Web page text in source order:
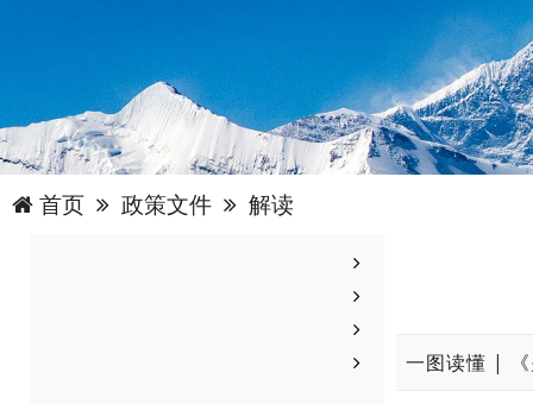
首页 政策文件 解读
一图读懂 | 《